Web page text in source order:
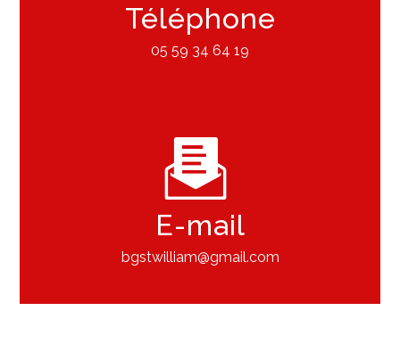
Téléphone
05 59 34 64 19
E-mail
bgstwilliam@gmail.com